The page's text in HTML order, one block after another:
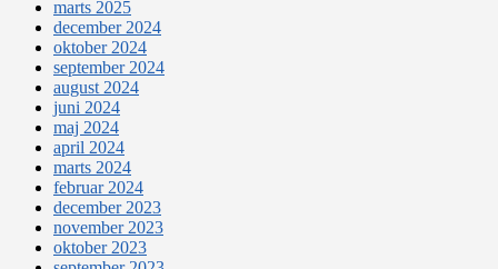
marts 2025
december 2024
oktober 2024
september 2024
august 2024
juni 2024
maj 2024
april 2024
marts 2024
februar 2024
december 2023
november 2023
oktober 2023